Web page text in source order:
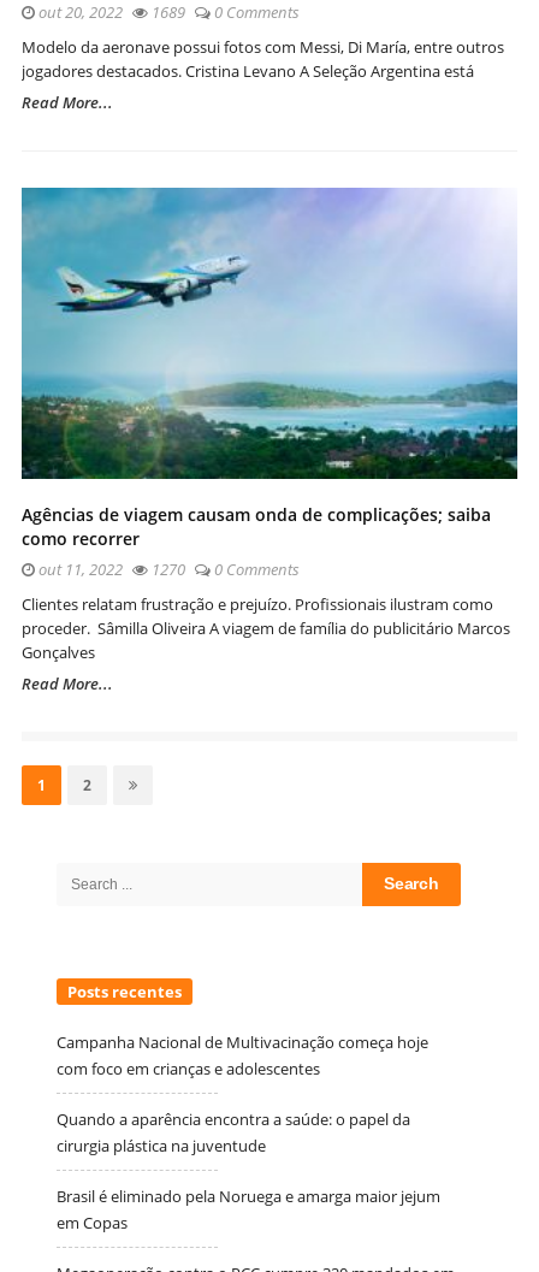
out 20, 2022 1689
0 Comments
Modelo da aeronave possui fotos com Messi, Di María, entre outros
jogadores destacados. Cristina Levano A Seleção Argentina está
Read More...
Agências de viagem causam onda de complicações; saiba
como recorrer
out 11, 2022 1270
0 Comments
Clientes relatam frustração e prejuízo. Profissionais ilustram como
proceder. Sâmilla Oliveira A viagem de família do publicitário Marcos
Gonçalves
Read More...
por
posts
Page
1 Page
2
Search
Posts recentes
Campanha Nacional de Multivacinação começa hoje
com foco em crianças e adolescentes
Quando a aparência encontra a saúde: o papel da
cirurgia plástica na juventude
Brasil é eliminado pela Noruega e amarga maior jejum
em Copas